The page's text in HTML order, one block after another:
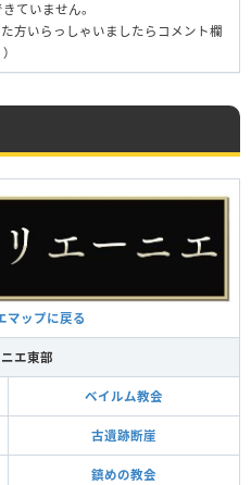
ていません。
方いらっしゃいましたらコメント欄
マップに戻る
エ東部
ベイルム教会
古遺跡断崖
鎮めの教会